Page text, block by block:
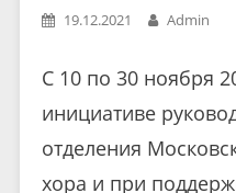
19.12.2021 Admin
С 10 по 30 ноября
инициативе
отделения
хора и при